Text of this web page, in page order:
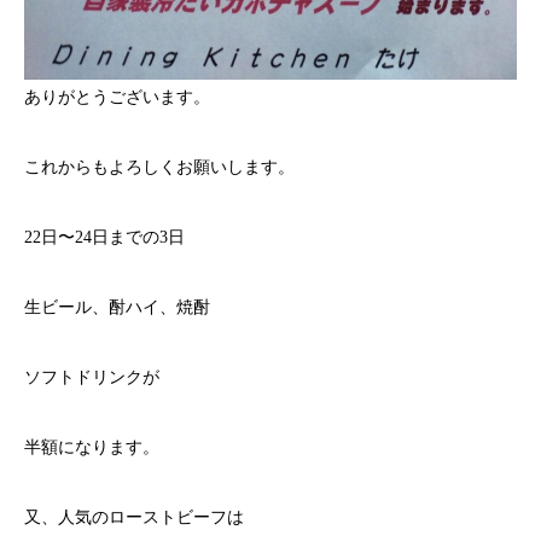
ありがとうございます。
これからもよろしくお願いします。
22日〜24日までの3日
生ビール、酎ハイ、焼酎
ソフトドリンクが
半額になります。
又、人気のローストビーフは